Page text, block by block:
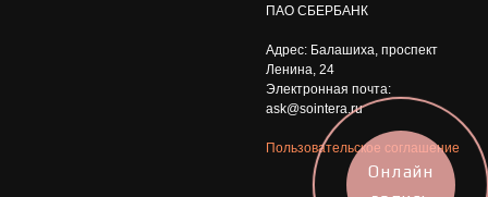
ПАО СБЕРБАНК
Адрес: Балашиха, проспект
Ленина, 24
Электронная почта:
ask@sointera.ru
Пользовательское соглашение
Онлайн